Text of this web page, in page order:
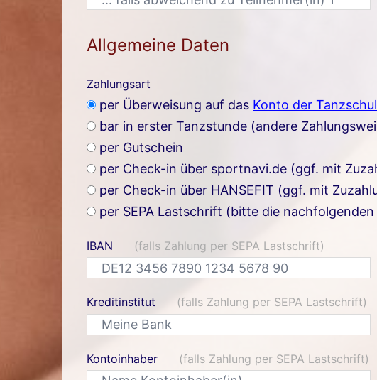
Allgemeine Daten
Zahlungsart
per Überweisung auf das Konto der
bar in erster Tanzstunde (andere
per Gutschein
per Check-in über sportnavi.de (ggf. mit
per Check-in über HANSEFIT (ggf. mit
per SEPA Lastschrift (bitte die nachfolgenden
IBAN (falls Zahlung per SEPA Lastschrift)
Kreditinstitut (falls Zahlung per SEPA Lastschrift)
Kontoinhaber (falls Zahlung per SEPA Lastschrift)